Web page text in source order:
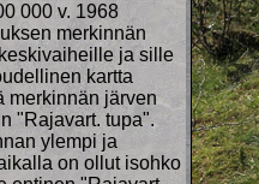
000 v. 1968
merkinnän
ja sille
kartta
merkinnän järven
"Rajavart. tupa".
ylempi ja
on ollut isohko